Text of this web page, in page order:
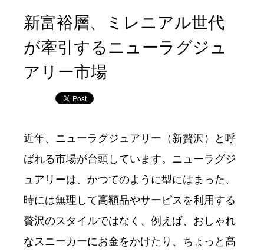
新富裕層、ミレニアル世代
が牽引するニューラグジュ
アリー市場
近年、ニューラグジュアリー（新贅沢）と呼
ばれる市場が台頭しています。ニューラグジ
ュアリーは、かつてのように型にはまった、
時には無理して高額品やサービスを利用する
贅沢のスタイルではなく、例えば、おしゃれ
なスニーカーにお金をかけたり、ちょっと高